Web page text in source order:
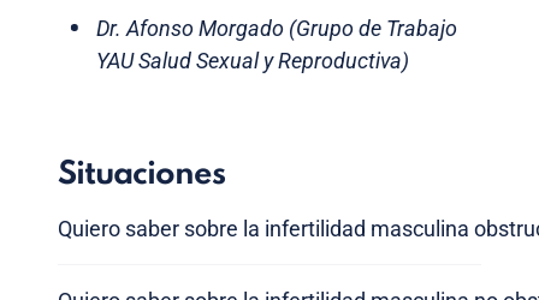
Dr. Afonso Morgado (Grupo de Trabajo
YAU Salud Sexual y Reproductiva)
Situaciones
Quiero saber sobre la infertilidad masculina